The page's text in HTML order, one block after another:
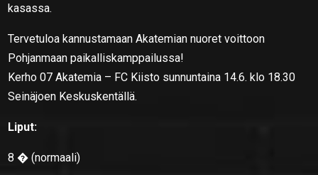
kasassa.
Tervetuloa kannustamaan Akatemian nuoret voittoon
Pohjanmaan paikalliskamppailussa!
Kerho 07 Akatemia – FC Kiisto sunnuntaina 14.6. klo 18.30
Seinäjoen Keskuskentällä.
Liput:
8 � (normaali)